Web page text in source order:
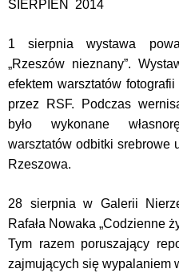
SIERPIEŃ 2014
1 sierpnia wystawa
„Rzeszów nieznany”.
efektem warsztatów
przez RSF. Podczas
było wykonane
warsztatów odbitki srebrowe
Rzeszowa.
28 sierpnia w Galerii
Rafała Nowaka „Codzienne
Tym razem poruszający
zajmujących się wypalaniem